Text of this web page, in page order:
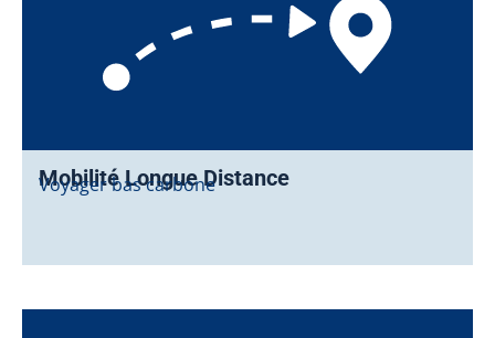
Mobilité Longue Distance
Voyager bas carbone